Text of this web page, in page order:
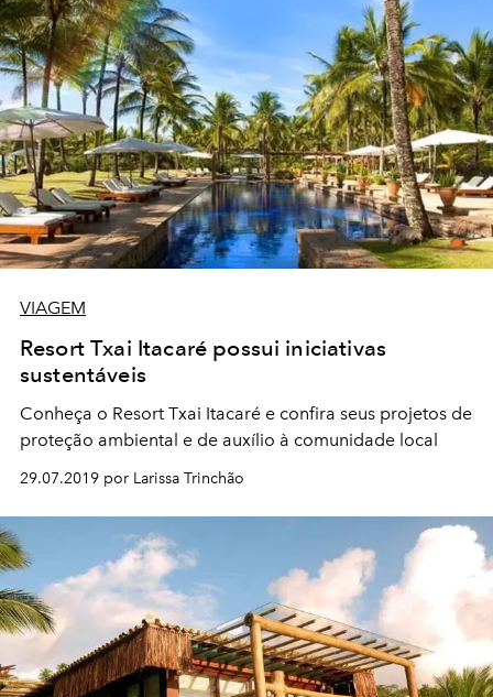
VIAGEM
Resort Txai Itacaré possui iniciativas
sustentáveis
Conheça o Resort Txai Itacaré e confira seus projetos de
proteção ambiental e de auxílio à comunidade local
29.07.2019 por Larissa Trinchão